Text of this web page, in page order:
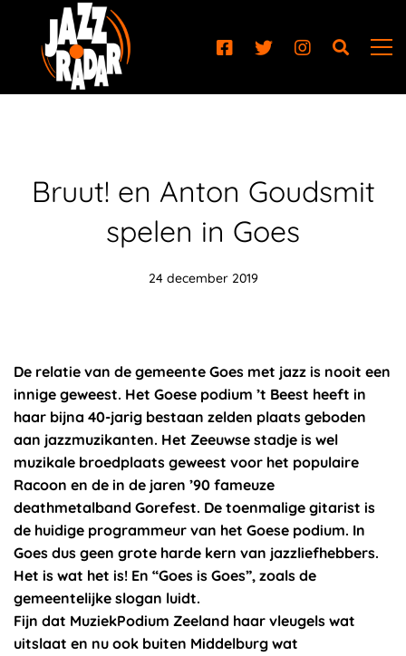
Bruut! en Anton Goudsmit
spelen in Goes
24 december 2019
De relatie van de gemeente Goes met jazz is nooit een
innige geweest. Het Goese podium ’t Beest heeft in
haar bijna 40-jarig bestaan zelden plaats geboden
aan jazzmuzikanten. Het Zeeuwse stadje is wel
muzikale broedplaats geweest voor het populaire
Racoon en de in de jaren ’90 fameuze
deathmetalband Gorefest. De toenmalige gitarist is
de huidige programmeur van het Goese podium. In
Goes dus geen grote harde kern van jazzliefhebbers.
Het is wat het is! En “Goes is Goes”, zoals de
gemeentelijke slogan luidt.
Fijn dat MuziekPodium Zeeland haar vleugels wat
uitslaat en nu ook buiten Middelburg wat